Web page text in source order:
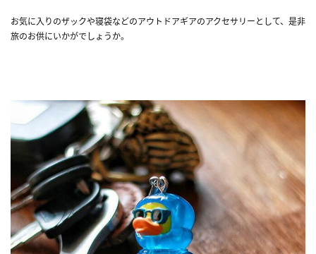
お気に入りのザックや寝袋などのアウトドアギアのアクセサリーとして、是非
旅のお供にいかがでしょうか。